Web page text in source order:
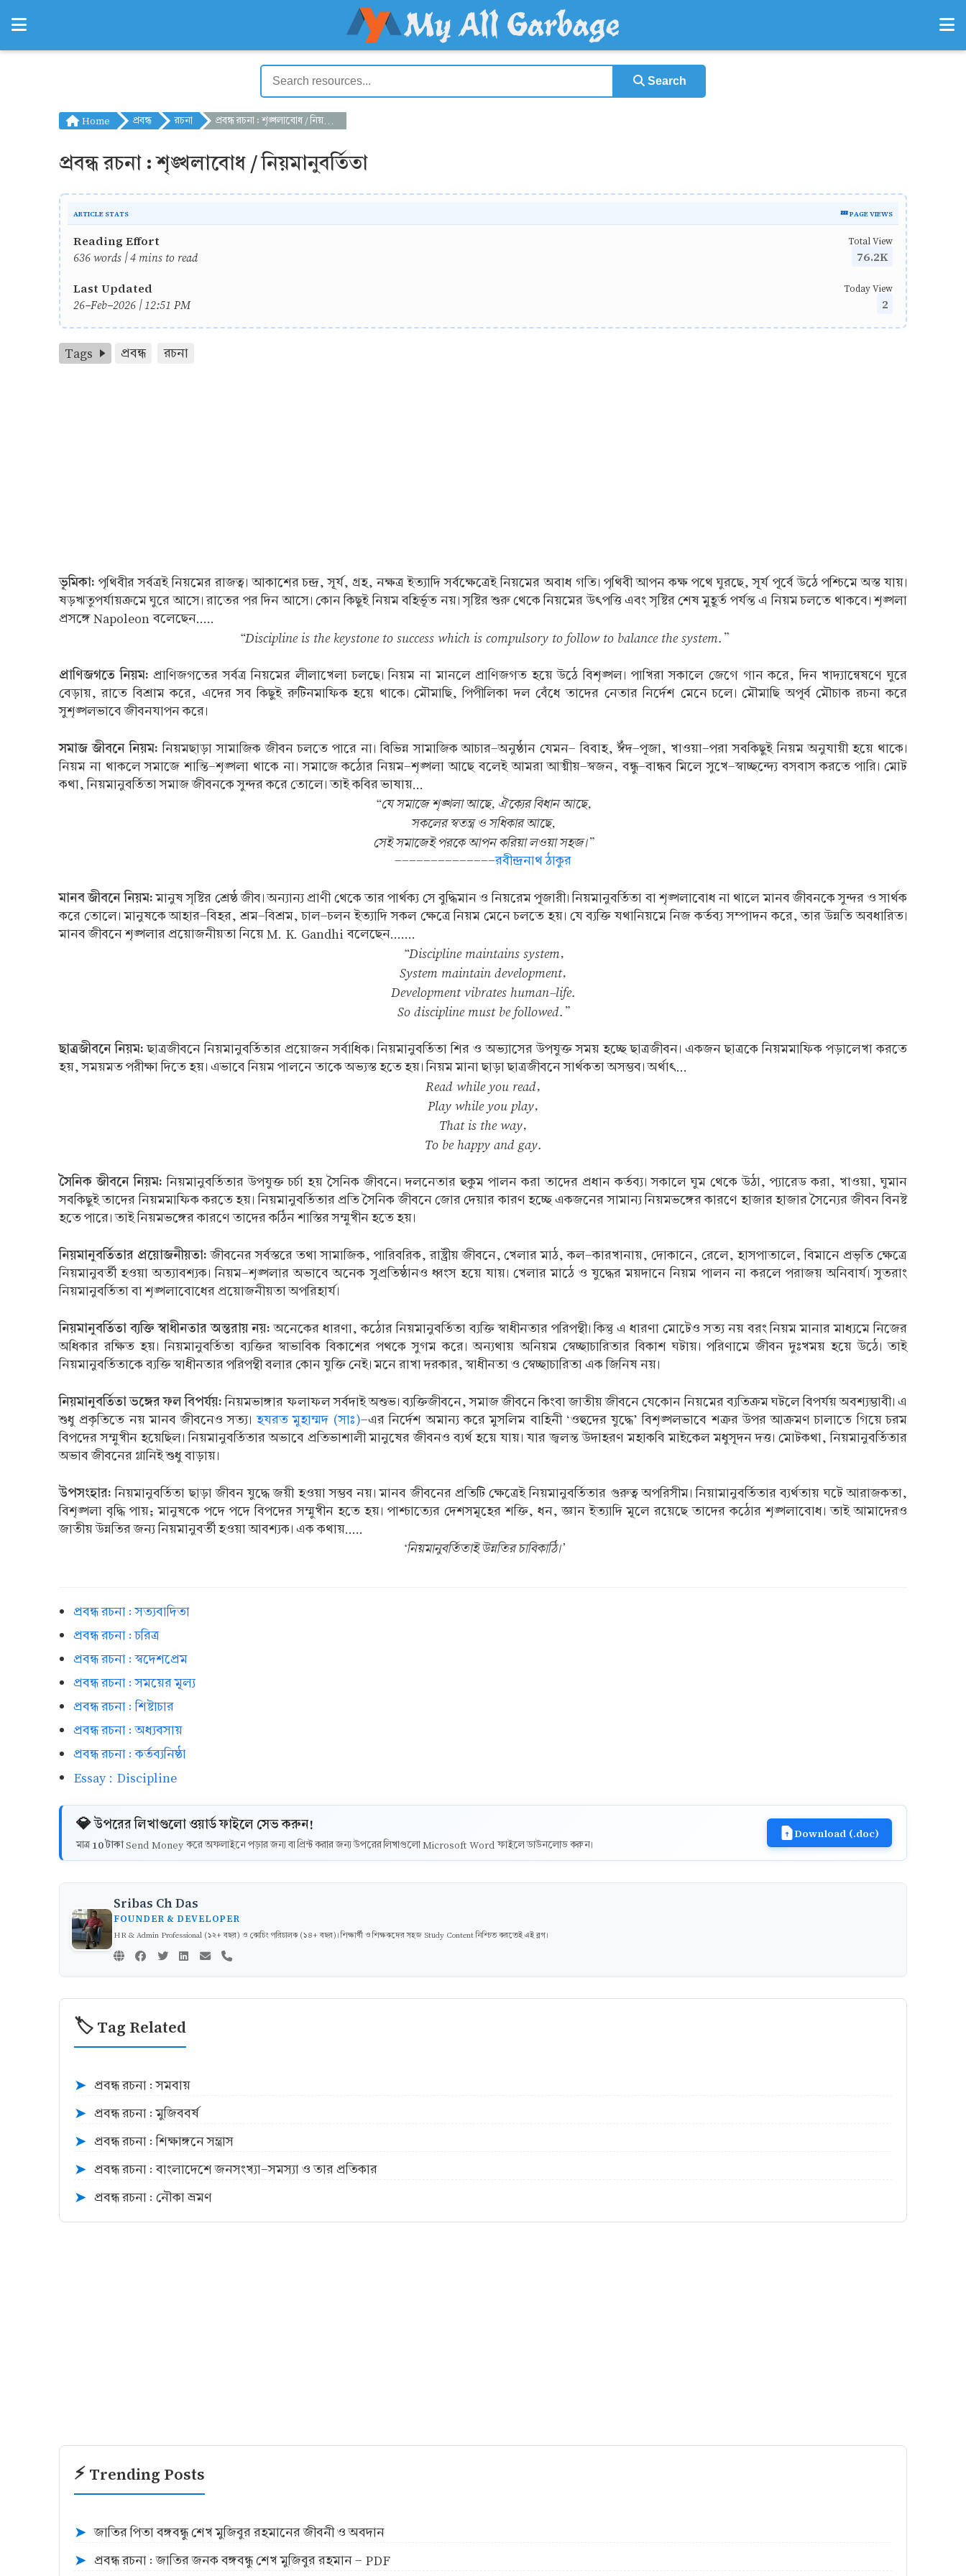
Search
Home প্রবন্ধ রচনা প্রবন্ধ রচনা : শৃঙ্খলাবোধ / নিয়মানুবর্তিতা
প্রবন্ধ রচনা : শৃঙ্খলাবোধ / নিয়মানুবর্তিতা
ARTICLE STATS 💤 PAGE VIEWS
Reading Effort
636 words | 4 mins to read
Total View
76.2K
Last Updated
26-Feb-2026 | 12:51 PM
Today View
2
Tags প্রবন্ধ রচনা
ভূমিকা: পৃথিবীর সর্বত্রই নিয়মের রাজত্ব। আকাশের চন্দ্র, সূর্য, গ্রহ, নক্ষত্র ইত্যাদি সর্বক্ষেত্রেই নিয়মের অবাধ গতি। পৃথিবী আপন কক্ষ পথে ঘুরছে, সূর্য পূর্বে উঠে পশ্চিমে অস্ত যায়।
ষড়ঋতুপর্যায়ক্রমে ঘুরে আসে। রাতের পর দিন আসে। কোন কিছুই নিয়ম বহির্ভূত নয়। সৃষ্টির শুরু থেকে নিয়মের উৎপত্তি এবং সৃষ্টির শেষ মুহূর্ত পর্যন্ত এ নিয়ম চলতে থাকবে। শৃঙ্খলা
প্রসঙ্গে Napoleon বলেছেন.....
“Discipline is the keystone to success which is compulsory to follow to balance the system.”
প্রাণিজগতে নিয়ম: প্রাণিজগতের সর্বত্র নিয়মের লীলাখেলা চলছে। নিয়ম না মানলে প্রাণিজগত হয়ে উঠে বিশৃঙ্খল। পাখিরা সকালে জেগে গান করে, দিন খাদ্যান্বেষণে ঘুরে
বেড়ায়, রাতে বিশ্রাম করে, এদের সব কিছুই রুটিনমাফিক হয়ে থাকে। মৌমাছি, পিপীলিকা দল বেঁধে তাদের নেতার নির্দেশ মেনে চলে। মৌমাছি অপূর্ব মৌচাক রচনা করে
সুশৃঙ্খলভাবে জীবনযাপন করে।
সমাজ জীবনে নিয়ম: নিয়মছাড়া সামাজিক জীবন চলতে পারে না। বিভিন্ন সামাজিক আচার-অনুষ্ঠান যেমন- বিবাহ, ঈঁদ-পূজা, খাওয়া-পরা সবকিছুই নিয়ম অনুযায়ী হয়ে থাকে।
নিয়ম না থাকলে সমাজে শান্তি-শৃঙ্খলা থাকে না। সমাজে কঠোর নিয়ম-শৃঙ্খলা আছে বলেই আমরা আত্মীয়-স্বজন, বন্ধু-বান্ধব মিলে সুখে-স্বাচ্ছন্দ্যে বসবাস করতে পারি। মোট
কথা, নিয়মানুবর্তিতা সমাজ জীবনকে সুন্দর করে তোলে। তাই কবির ভাষায়...
“যে সমাজে শৃঙ্খলা আছে, ঐক্যের বিধান আছে,
সকলের স্বতন্ত্র ও সধিকার আছে,
সেই সমাজেই পরকে আপন করিয়া লওয়া সহজ।”
--------------রবীন্দ্রনাথ ঠাকুর
মানব জীবনে নিয়ম:মানুষ সৃষ্টির শ্রেষ্ঠ জীব। অন্যান্য প্রাণী থেকে তার পার্থক্য সে বুদ্ধিমান ও নিয়রেম পূজারী। নিয়মানুবর্তিতা বা শৃঙ্খলাবোধ না থালে মানব জীবনকে সুন্দর ও সার্থক
করে তোলে। মানুষকে আহার-বিহর, শ্রম-বিশ্রম, চাল-চলন ইত্যাদি সকল ক্ষেত্রে নিয়ম মেনে চলতে হয়। যে ব্যক্তি যথানিয়মে নিজ কর্তব্য সম্পাদন করে, তার উন্নতি অবধারিত।
মানব জীবনে শৃঙ্খলার প্রয়োজনীয়তা নিয়ে M. K. Gandhi বলেছেন.......
“Discipline maintains system,
System maintain development,
Development vibrates human-life.
So discipline must be followed.”
ছাত্রজীবনে নিয়ম:ছাত্রজীবনে নিয়মানুবর্তিতার প্রয়োজন সর্বাধিক। নিয়মানুবর্তিতা শির ও অভ্যাসের উপযুক্ত সময় হচ্ছে ছাত্রজীবন। একজন ছাত্রকে নিয়মমাফিক পড়ালেখা করতে
হয়, সময়মত পরীক্ষা দিতে হয়। এভাবে নিয়ম পালনে তাকে অভ্যস্ত হতে হয়। নিয়ম মানা ছাড়া ছাত্রজীবনে সার্থকতা অসম্ভব। অর্থাৎ...
Read while you read,
Play while you play,
That is the way,
To be happy and gay.
সৈনিক জীবনে নিয়ম:নিয়মানুবর্তিতার উপযুক্ত চর্চা হয় সৈনিক জীবনে। দলনেতার হুকুম পালন করা তাদের প্রধান কর্তব্য। সকালে ঘুম থেকে উঠা, প্যারেড করা, খাওয়া, ঘুমান
সবকিছুই তাদের নিয়মমাফিক করতে হয়। নিয়মানুবর্তিতার প্রতি সৈনিক জীবনে জোর দেয়ার কারণ হচ্ছে একজনের সামান্য নিয়মভঙ্গের কারণে হাজার হাজার সৈন্যের জীবন বিনষ্ট
হতে পারে। তাই নিয়মভঙ্গের কারণে তাদের কঠিন শাস্তির সম্মুখীন হতে হয়।
নিয়মানুবর্তিতার প্রয়োজনীয়তা:জীবনের সর্বস্তরে তথা সামাজিক, পারিবরিক, রাষ্ট্রীয় জীবনে, খেলার মাঠ, কল-কারখানায়, দোকানে, রেলে, হাসপাতালে, বিমানে প্রভৃতি ক্ষেত্রে
নিয়মানুবর্তী হওয়া অত্যাবশ্যক। নিয়ম-শৃঙ্খলার অভাবে অনেক সুপ্রতিষ্ঠানও ধ্বংস হয়ে যায়। খেলার মাঠে ও যুদ্ধের ময়দানে নিয়ম পালন না করলে পরাজয় অনিবার্য। সুতরাং
নিয়মানুবর্তিতা বা শৃঙ্খলাবোধের প্রয়োজনীয়তা অপরিহার্য।
নিয়মানুবর্তিতা ব্যক্তি স্বাধীনতার অন্তরায় নয়: অনেকের ধারণা, কঠোর নিয়মানুবর্তিতা ব্যক্তি স্বাধীনতার পরিপন্থী। কিন্তু এ ধারণা মোটেও সত্য নয় বরং নিয়ম মানার মাধ্যমে নিজের
অধিকার রক্ষিত হয়। নিয়মানুবর্তিতা ব্যক্তির স্বাভাবিক বিকাশের পথকে সুগম করে। অন্যথায় অনিয়ম স্বেচ্ছাচারিতার বিকাশ ঘটায়। পরিণামে জীবন দুঃখময় হয়ে উঠে। তাই
নিয়মানুবর্তিতাকে ব্যক্তি স্বাধীনতার পরিপন্থী বলার কোন যুক্তি নেই। মনে রাখা দরকার, স্বাধীনতা ও স্বেচ্ছাচারিতা এক জিনিষ নয়।
নিয়মানুবর্তিতা ভঙ্গের ফল বিপর্যয়:নিয়মভাঙ্গার ফলাফল সর্বদাই অশুভ। ব্যক্তিজীবনে, সমাজ জীবনে কিংবা জাতীয় জীবনে যেকোন নিয়মের ব্যতিক্রম ঘটলে বিপর্যয় অবশ্যম্ভাবী। এ
শুধু প্রকৃতিতে নয় মানব জীবনেও সত্য।হযরত মুহাম্মদ (সাঃ)-এর নির্দেশ অমান্য করে মুসলিম বাহিনী ‘ওহুদের যুদ্ধে’ বিশৃঙ্খলভাবে শত্রুর উপর আক্রমণ চালাতে গিয়ে চরম
বিপদের সম্মুখীন হয়েছিল। নিয়মানুবর্তিতার অভাবে প্রতিভাশালী মানুষের জীবনও ব্যর্থ হয়ে যায়। যার জ্বলন্ত উদাহরণ মহাকবি মাইকেল মধুসূদন দত্ত। মোটকথা, নিয়মানুবর্তিতার
অভাব জীবনের গ্লানিই শুধু বাড়ায়।
উপসংহার: নিয়মানুবর্তিতা ছাড়া জীবন যুদ্ধে জয়ী হওয়া সম্ভব নয়। মানব জীবনের প্রতিটি ক্ষেত্রেই নিয়মানুবর্তিতার গুরুত্ব অপরিসীম। নিয়ামানুবর্তিতার ব্যর্থতায় ঘটে আরাজকতা,
বিশৃঙ্খলা বৃদ্ধি পায়; মানুষকে পদে পদে বিপদের সম্মুখীন হতে হয়। পাশ্চাত্যের দেশসমূহের শক্তি, ধন, জ্ঞান ইত্যাদি মূলে রয়েছে তাদের কঠোর শৃঙ্খলাবোধ। তাই আমাদেরও
জাতীয় উন্নতির জন্য নিয়মানুবর্তী হওয়া আবশ্যক। এক কথায়.....
‘নিয়মানুবর্তিতাই উন্নতির চাবিকাঠি।’
প্রবন্ধ রচনা : সত্যবাদিতা
প্রবন্ধ রচনা : চরিত্র
প্রবন্ধ রচনা : স্বদেশপ্রেম
প্রবন্ধ রচনা : সময়ের মূল্য
প্রবন্ধ রচনা : শিষ্টাচার
প্রবন্ধ রচনা : অধ্যবসায়
প্রবন্ধ রচনা : কর্তব্যনিষ্ঠা
Essay : Discipline
💎 উপরের লিখাগুলো ওয়ার্ড ফাইলে সেভ করুন!
মাত্র 10 টাকাSend Money করে অফলাইনে পড়ার জন্য বা প্রিন্ট করার জন্য উপরের লিখাগুলো Microsoft Word ফাইলে ডাউনলোড করুন।
Download (.doc)
Sribas Ch Das
FOUNDER & DEVELOPER
HR & Admin Professional (১২+ বছর) ও কোচিং পরিচালক (১৪+ বছর)। শিক্ষার্থী ও শিক্ষকদের সহজ Study Content নিশ্চিত করতেই এই ব্লগ।
🏷️ Tag Related
➤ প্রবন্ধ রচনা : সমবায়
➤ প্রবন্ধ রচনা : মুজিববর্ষ
➤ প্রবন্ধ রচনা : শিক্ষাঙ্গনে সন্ত্রাস
➤ প্রবন্ধ রচনা : বাংলাদেশে জনসংখ্যা-সমস্যা ও তার প্রতিকার
➤ প্রবন্ধ রচনা : নৌকা ভ্রমণ
⚡ Trending Posts
➤ জাতির পিতা বঙ্গবন্ধু শেখ মুজিবুর রহমানের জীবনী ও অবদান
➤ প্রবন্ধ রচনা : জাতির জনক বঙ্গবন্ধু শেখ মুজিবুর রহমান - PDF